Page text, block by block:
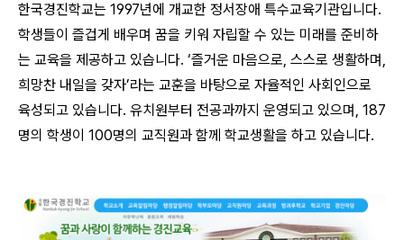
한국경진학교는 1997년에 개교한 정서장애 특수교육기관입니다.
학생들이 즐겁게 배우며 꿈을 키워 자립할 수 있는 미래를 준비하
는 교육을 제공하고 있습니다. ‘즐거운 마음으로, 스스로 생활하며,
희망찬 내일을 갖자’라는 교훈을 바탕으로 자율적인 사회인으로
육성되고 있습니다. 유치원부터 전공과까지 운영되고 있으며, 187
명의 학생이 100명의 교직원과 함께 학교생활을 하고 있습니다.